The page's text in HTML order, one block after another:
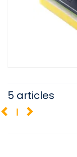
5 articles
1